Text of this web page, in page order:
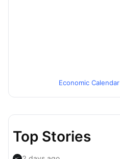
Economic Calendar